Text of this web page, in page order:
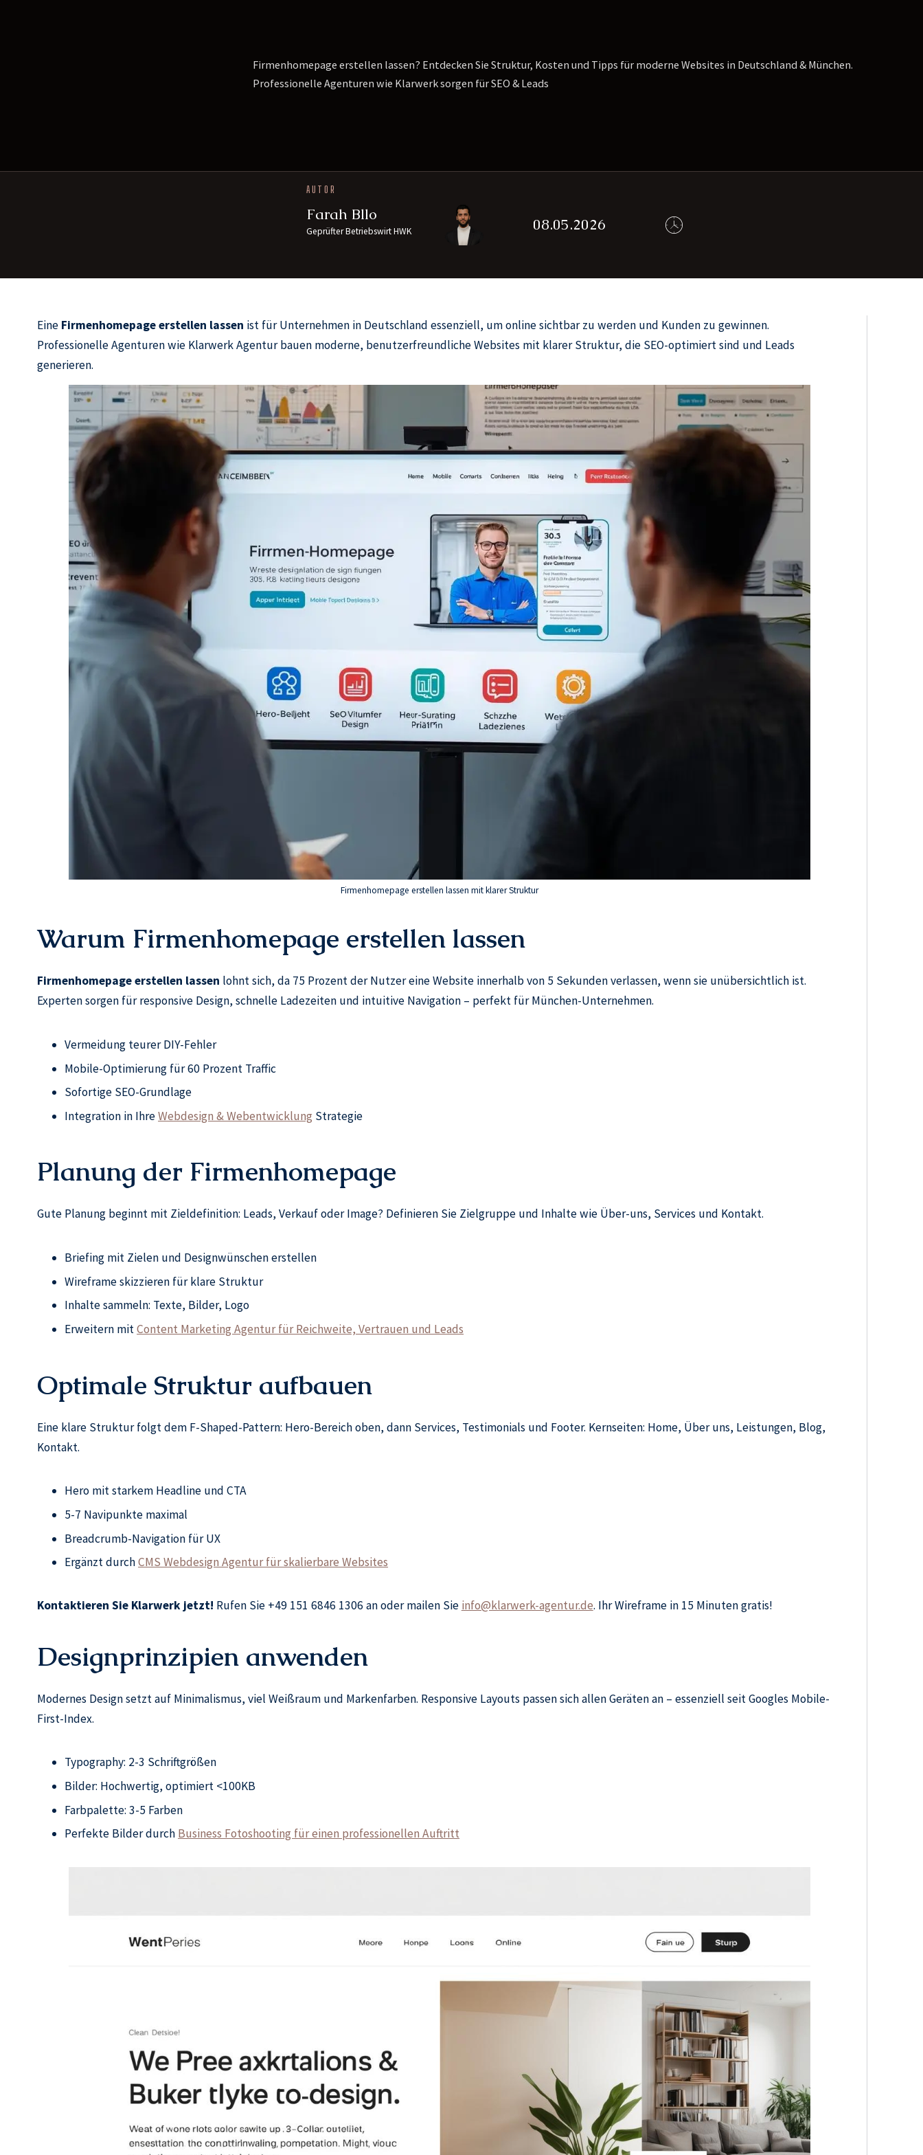
Firmenhomepage erstellen lassen? Entdecken Sie Struktur, Kosten und Tipps für moderne Websites in Deutschland & München.
Professionelle Agenturen wie Klarwerk sorgen für SEO & Leads
AUTOR
Farah Bllo
Geprüfter Betriebswirt HWK 08.05.2026
Eine Firmenhomepage erstellen lassen ist für Unternehmen in Deutschland essenziell, um online sichtbar zu werden und Kunden zu gewinnen.
Professionelle Agenturen wie Klarwerk Agentur bauen moderne, benutzerfreundliche Websites mit klarer Struktur, die SEO-optimiert sind und Leads
generieren.
Firmenhomepage erstellen lassen mit klarer Struktur
Warum Firmenhomepage erstellen lassen
Firmenhomepage erstellen lassen lohnt sich, da 75 Prozent der Nutzer eine Website innerhalb von 5 Sekunden verlassen, wenn sie unübersichtlich ist.
Experten sorgen für responsive Design, schnelle Ladezeiten und intuitive Navigation – perfekt für München-Unternehmen.
Vermeidung teurer DIY-Fehler
Mobile-Optimierung für 60 Prozent Traffic
Sofortige SEO-Grundlage
Integration in IhreWebdesign & Webentwicklung Strategie
Planung der Firmenhomepage
Gute Planung beginnt mit Zieldefinition: Leads, Verkauf oder Image? Definieren Sie Zielgruppe und Inhalte wie Über-uns, Services und Kontakt.
Briefing mit Zielen und Designwünschen erstellen
Wireframe skizzieren für klare Struktur
Inhalte sammeln: Texte, Bilder, Logo
Erweitern mitContent Marketing Agentur für Reichweite, Vertrauen und Leads
Optimale Struktur aufbauen
Eine klare Struktur folgt dem F-Shaped-Pattern: Hero-Bereich oben, dann Services, Testimonials und Footer. Kernseiten: Home, Über uns, Leistungen, Blog,
Kontakt.
Hero mit starkem Headline und CTA
5-7 Navipunkte maximal
Breadcrumb-Navigation für UX
Ergänzt durchCMS Webdesign Agentur für skalierbare Websites
Kontaktieren Sie Klarwerk jetzt! Rufen Sie +49 151 6846 1306 an oder mailen Sie info@klarwerk-agentur.de. Ihr Wireframe in 15 Minuten gratis!
Designprinzipien anwenden
Modernes Design setzt auf Minimalismus, viel Weißraum und Markenfarben. Responsive Layouts passen sich allen Geräten an – essenziell seit Googles Mobile-
First-Index.
Typography: 2-3 Schriftgrößen
Bilder: Hochwertig, optimiert <100KB
Farbpalette: 3-5 Farben
Perfekte Bilder durch Business Fotoshooting für einen professionellen Auftritt